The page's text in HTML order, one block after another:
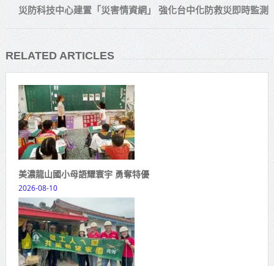
災防科技中心建置「災害情資網」 強化台中化防救災即時監測
RELATED ARTICLES
美濃龍山國小母語耀寰宇 勇奪特優
2026-08-10